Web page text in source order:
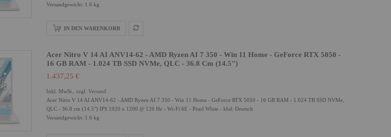
Versandgewicht: 1.6 kg
IN DEN WARENKORB
Acer Nitro V 14 AI ANV14-62 - AMD Ryzen AI 7 350 - Win 11 Home - GeForce RTX 5050 -
16 GB RAM - 1.024 TB SSD NVMe, QLC - 36.8 Cm (14.5")
1.437,25 €
Inkl. MwSt., zzgl. Versand
Acer Nitro V 14 AI ANV14-62 - AMD Ryzen AI 7 350 - Win 11 Home - GeForce RTX 5050 - 16 GB RAM - 1.024 TB SSD NVMe,
QLC - 36.8 cm (14.5") IPS 1920 x 1200 @ 120 Hz - Wi-Fi 6E - Pearl White - kbd: Deutsch
Versandgewicht: 1.6 kg